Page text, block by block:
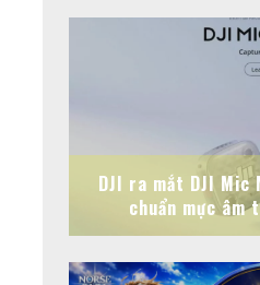
DJI ra mắt DJI
chuẩn mực âm